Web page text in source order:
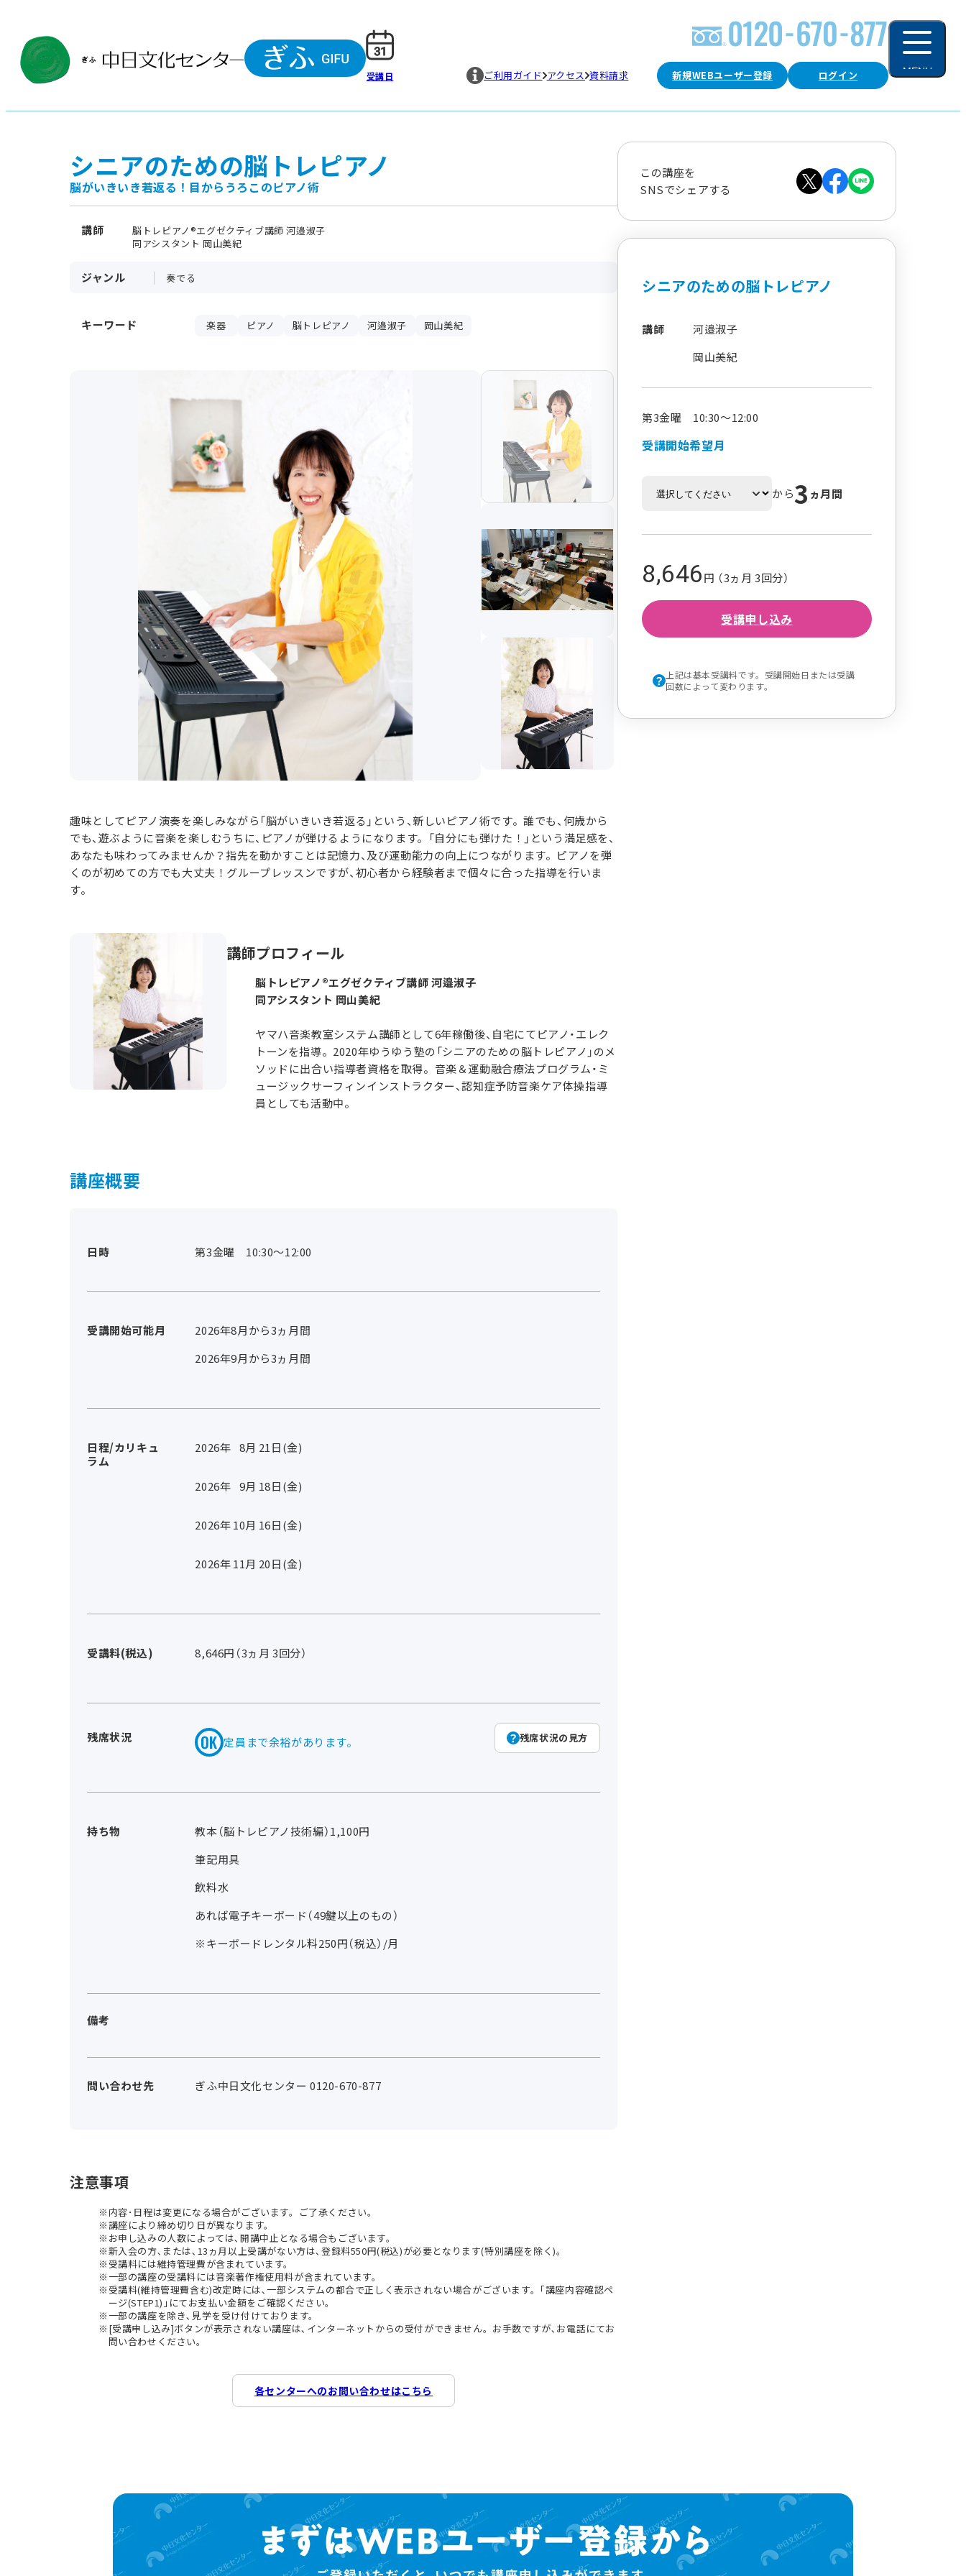
受講日 新規WEBユーザー登録 ログイン
ご利用ガイド アクセス 資料請求 MENU
シニアのための脳トレピアノ
脳がいきいき若返る！目からうろこのピアノ術
講師
脳トレピアノ®エグゼクティブ講師 河邉淑子
同アシスタント 岡山美紀
ジャンル 奏でる
キーワード 楽器 ピアノ 脳トレピアノ 河邉淑子 岡山美紀
趣味としてピアノ演奏を楽しみながら「脳がいきいき若返る」という、新しいピアノ術です。誰でも、何歳から
でも、遊ぶように音楽を楽しむうちに、ピアノが弾けるようになります。「自分にも弾けた！」という満足感を、
あなたも味わってみませんか？指先を動かすことは記憶力、及び運動能力の向上につながります。ピアノを弾
くのが初めての方でも大丈夫！グループレッスンですが、初心者から経験者まで個々に合った指導を行いま
す。
講師プロフィール
脳トレピアノ®エグゼクティブ講師 河邉淑子
同アシスタント 岡山美紀
ヤマハ音楽教室システム講師として6年稼働後、自宅にてピアノ・エレク
トーンを指導。2020年ゆうゆう塾の「シニアのための脳トレピアノ」のメ
ソッドに出合い指導者資格を取得。音楽＆運動融合療法プログラム・ミ
ュージックサーフィンインストラクター、認知症予防音楽ケア体操指導
員としても活動中。
講座概要
日時 第3金曜 10:30～12:00
受講開始可能月
2026年8月から3ヵ月間
2026年9月から3ヵ月間
日程/カリキュ
ラム
2026年 8月 21 日(金)
2026年 9月 18日(金)
2026年10月 16日(金)
2026年11月 20日(金)
受講料(税込) 8,646円（3ヵ月 3回分）
残席状況 定員まで余裕があります。 残席状況の見方
持ち物
教本（脳トレピアノ技術編）1,100円
筆記用具
飲料水
あれば電子キーボード（49鍵以上のもの）
※キーボードレンタル料250円（税込）/月
備考
問い合わせ先 ぎふ中日文化センター 0120-670-877
注意事項
内容･日程は変更になる場合がございます。ご了承ください。
講座により締め切り日が異なります。
お申し込みの人数によっては､開講中止となる場合もございます。
新入会の方､または､13ヵ月以上受講がない方は､登録料550円(税込)が必要となります(特別講座を除く)。
受講料には維持管理費が含まれています。
一部の講座の受講料には音楽著作権使用料が含まれています。
受講料(維持管理費含む)改定時には､一部システムの都合で正しく表示されない場合がございます。｢講座内容確認ペ
ージ(STEP1)｣にてお支払い金額をご確認ください。
一部の講座を除き､見学を受け付けております。
[受講申し込み]ボタンが表示されない講座は､インターネットからの受付ができません。お手数ですが､お電話にてお
問い合わせください。
各センターへのお問い合わせはこちら
この講座を
SNSでシェアする
シニアのための脳トレピアノ
講師
河邉淑子
岡山美紀
第3金曜 10:30～12:00
受講開始希望月
から3 ヵ月間
8,646円 （3ヵ月 3回分）
受講申し込み
上記は基本受講料です。受講開始日または受講
回数によって変わります。